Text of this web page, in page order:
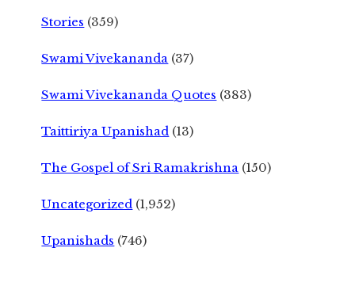
Stories (359)
Swami Vivekananda (37)
Swami Vivekananda Quotes (383)
Taittiriya Upanishad (13)
The Gospel of Sri Ramakrishna (150)
Uncategorized (1,952)
Upanishads (746)